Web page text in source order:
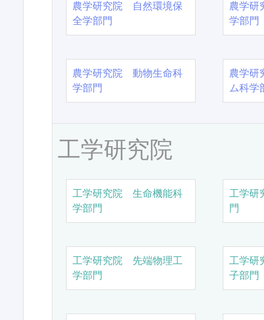
農学研究院 自然環境保
全学部門
農学
学部門
農学研究院 動物生命科
学部門
農学
ム科学
工学研究院
工学研究院 生命機能科
学部門
工学研
門
工学研究院 先端物理工
学部門
工学研
子部門